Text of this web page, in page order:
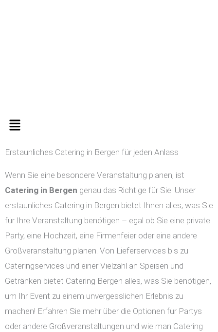
Menü
Erstaunliches Catering in Bergen für jeden Anlass
Wenn Sie eine besondere Veranstaltung planen, ist
Catering in Bergen genau das Richtige für Sie! Unser
erstaunliches Catering in Bergen bietet Ihnen alles, was Sie
für Ihre Veranstaltung benötigen – egal ob Sie eine private
Party, eine Hochzeit, eine Firmenfeier oder eine andere
Großveranstaltung planen. Von Lieferservices bis zu
Cateringservices und einer Vielzahl an Speisen und
Getränken bietet Catering Bergen alles, was Sie benötigen,
um Ihr Event zu einem unvergesslichen Erlebnis zu
machen! Erfahren Sie mehr über die Optionen für Partys
oder andere Großveranstaltungen und wie man Catering